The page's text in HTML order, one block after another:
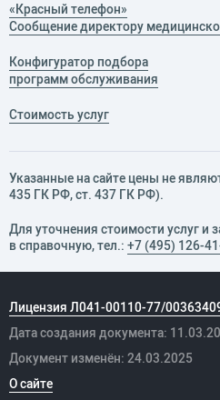
«Красный телефон»
Сообщение директору
Конфигуратор подбора
программ обслуживания
Стоимость услуг
Указанные на сайте цены не
435 ГК РФ, cт. 437 ГК РФ).
Для уточнения стоимости услуг и
в справочную, тел.: +7 (495) 126-
Лицензия Л041-00110-77/
Дата создания документа:
Документ изменён: 24.03.2025
О сайте